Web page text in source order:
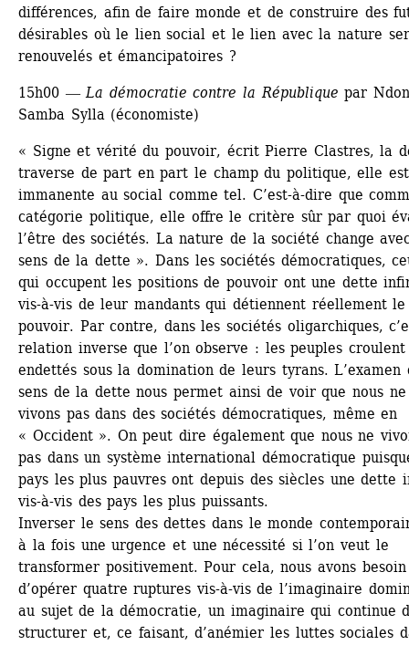
différences, afin de faire monde et de construire des
désirables où le lien social et le lien avec la nature
renouvelés et émancipatoires ?
15h00 ― La démocratie contre la République par
Samba Sylla (économiste)
« Signe et vérité du pouvoir, écrit Pierre Clastres, la
traverse de part en part le champ du politique, elle est
immanente au social comme tel. C’est-à-dire que
catégorie politique, elle offre le critère sûr par quoi
l’être des sociétés. La nature de la société change
sens de la dette ». Dans les sociétés démocratiques,
qui occupent les positions de pouvoir ont une dette
vis-à-vis de leur mandants qui détiennent réellement le
pouvoir. Par contre, dans les sociétés oligarchiques,
relation inverse que l’on observe : les peuples croulent
endettés sous la domination de leurs tyrans. L’examen
sens de la dette nous permet ainsi de voir que nous ne
vivons pas dans des sociétés démocratiques, même en
« Occident ». On peut dire également que nous ne
pas dans un système international démocratique
pays les plus pauvres ont depuis des siècles une dette
vis-à-vis des pays les plus puissants.
Inverser le sens des dettes dans le monde
à la fois une urgence et une nécessité si l’on veut le
transformer positivement. Pour cela, nous avons besoin
d’opérer quatre ruptures vis-à-vis de l’imaginaire
au sujet de la démocratie, un imaginaire qui continue
structurer et, ce faisant, d’anémier les luttes sociales